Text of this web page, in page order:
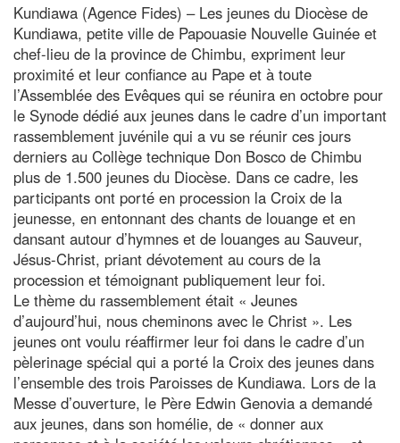
Kundiawa (Agence Fides) – Les jeunes du Diocèse de
Kundiawa, petite ville de Papouasie Nouvelle Guinée et
chef-lieu de la province de Chimbu, expriment leur
proximité et leur confiance au Pape et à toute
l’Assemblée des Evêques qui se réunira en octobre pour
le Synode dédié aux jeunes dans le cadre d’un important
rassemblement juvénile qui a vu se réunir ces jours
derniers au Collège technique Don Bosco de Chimbu
plus de 1.500 jeunes du Diocèse. Dans ce cadre, les
participants ont porté en procession la Croix de la
jeunesse, en entonnant des chants de louange et en
dansant autour d’hymnes et de louanges au Sauveur,
Jésus-Christ, priant dévotement au cours de la
procession et témoignant publiquement leur foi.
Le thème du rassemblement était « Jeunes
d’aujourd’hui, nous cheminons avec le Christ ». Les
jeunes ont voulu réaffirmer leur foi dans le cadre d’un
pèlerinage spécial qui a porté la Croix des jeunes dans
l’ensemble des trois Paroisses de Kundiawa. Lors de la
Messe d’ouverture, le Père Edwin Genovia a demandé
aux jeunes, dans son homélie, de « donner aux